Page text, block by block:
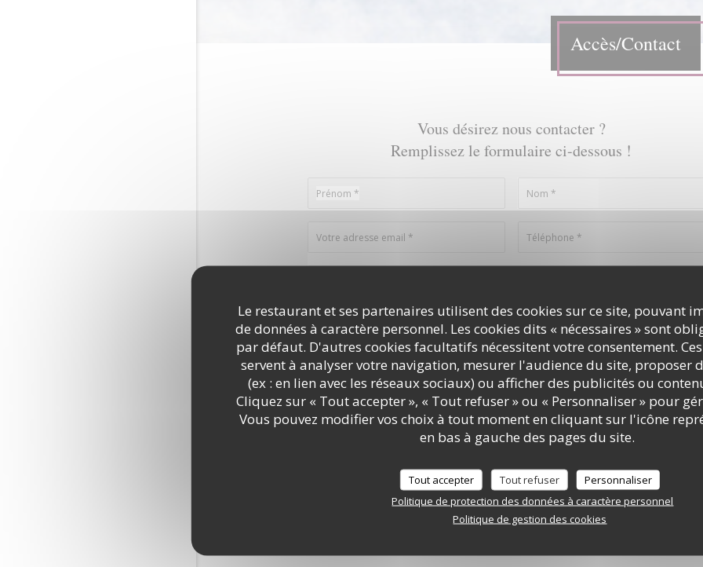
Le restaurant et ses partenaires utilisent des cookies sur ce site, pouvant
de données à caractère personnel. Les cookies dits « nécessaires » sont
par défaut. D'autres cookies facultatifs nécessitent votre consentement.
servent à analyser votre navigation, mesurer l'audience du site, proposer
(ex : en lien avec les réseaux sociaux) ou afficher des publicités ou
Cliquez sur « Tout accepter », « Tout refuser » ou « Personnaliser » pour
Vous pouvez modifier vos choix à tout moment en cliquant sur l'icône
en bas à gauche des pages du site.
Tout accepter Tout refuser
Personnaliser
Politique de protection des données à caractère personnel
Politique de gestion des cookies
Accès/Contact
Vous désirez nous contacter ?
Remplissez le formulaire ci-dessous !
Selon l'article L.223-2 du code de la consommation, il est rappelé que le consommateur peut user de son
s'inscrire sur la liste d'opposition au démarchage téléphonique Bloctel :bloctel.gouv.fr. Pour plus
sur le traitement de vos données, consultez notrepolitique de confidentialité.
Réservation
RÉSERVER
Cartes & Menus
DÉCOUVRIR NOTRE CARTE